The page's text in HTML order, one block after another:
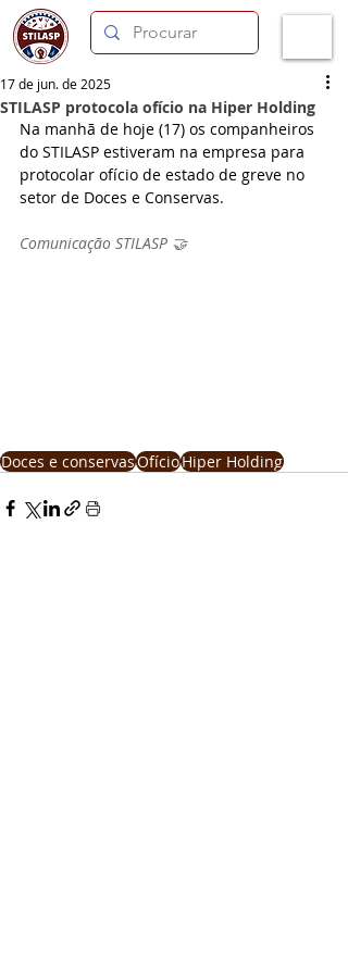
STILASP protocola ofício na Hiper Holding
17 de jun. de 2025
Na manhã de hoje (17) os companheiros
do STILASP estiveram na empresa para
protocolar ofício de estado de greve no
setor de Doces e Conservas.
Comunicação STILASP 🤝
Doces e conservasOfícioHiper Holding